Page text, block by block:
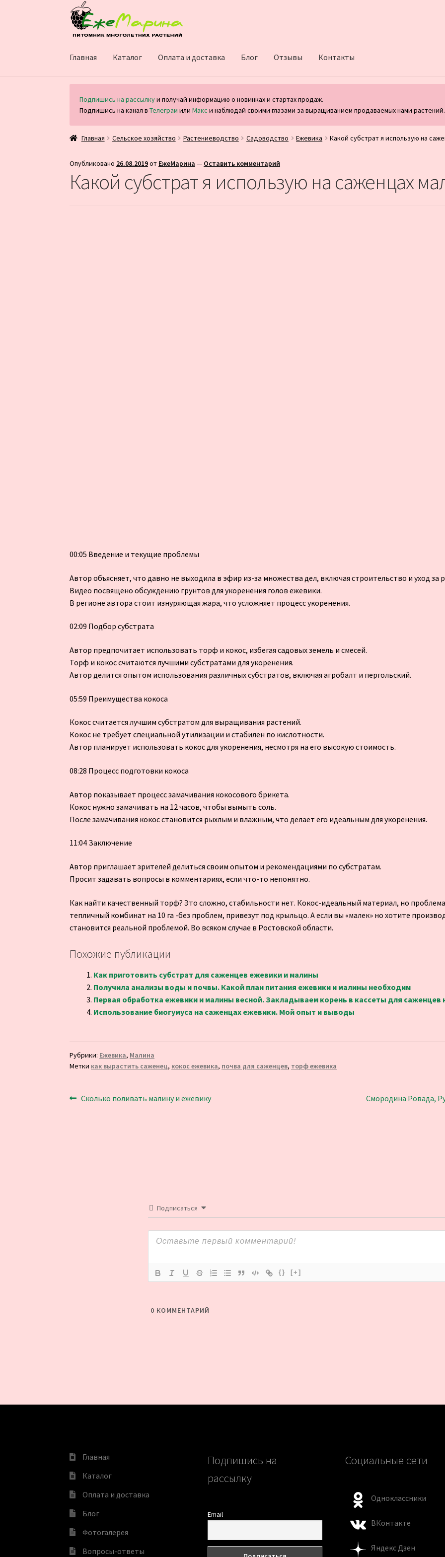
Перейти
к
навигации
Перейти
к
содержимому
Главная Каталог Оплата и доставка Блог Отзывы Контакты
Подпишись на рассылкуи получай информацию о новинках и стартах продаж.
Подпишись на канал вТелеграм илиМакс и наблюдай своими глазами за выращиванием продаваемых нами растений.
Главная Сельское хозяйство Растениеводство Садоводство Ежевика Какой субстрат я использую на
Опубликовано 26.08.2019от ЕжеМарина — Оставить комментарий
Какой субстрат я использую на саженцах
00:05 Введение и текущие проблемы
Автор объясняет, что давно не выходила в эфир из-за множества дел, включая строительство и уход за
Видео посвящено обсуждению грунтов для укоренения голов ежевики.
В регионе автора стоит изнуряющая жара, что усложняет процесс укоренения.
02:09 Подбор субстрата
Автор предпочитает использовать торф и кокос, избегая садовых земель и смесей.
Торф и кокос считаются лучшими субстратами для укоренения.
Автор делится опытом использования различных субстратов, включая агробалт и пергольский.
05:59 Преимущества кокоса
Кокос считается лучшим субстратом для выращивания растений.
Кокос не требует специальной утилизации и стабилен по кислотности.
Автор планирует использовать кокос для укоренения, несмотря на его высокую стоимость.
08:28 Процесс подготовки кокоса
Автор показывает процесс замачивания кокосового брикета.
Кокос нужно замачивать на 12 часов, чтобы вымыть соль.
После замачивания кокос становится рыхлым и влажным, что делает его идеальным для укоренения.
11:04 Заключение
Автор приглашает зрителей делиться своим опытом и рекомендациями по субстратам.
Просит задавать вопросы в комментариях, если что-то непонятно.
Как найти качественный торф? Это сложно, стабильности нет. Кокос-идеальный материал, но
тепличный комбинат на 10 га -без проблем, привезут под крыльцо. А если вы «малек» но хотите
становится реальной проблемой. Во всяком случае в Ростовской области.
Похожие публикации
Как приготовить субстрат для саженцев ежевики и малины
Получила анализы воды и почвы. Какой план питания ежевики и малины необходим
Первая обработка ежевики и малины весной. Закладываем корень в кассеты для саженцев
Использование биогумуса на саженцах ежевики. Мой опыт и выводы
Рубрики: Ежевика, Малина
Метки как вырастить саженец, кокос ежевика, почва для саженцев, торф ежевика
Навигация
Предыдущая
Сколько поливать малину и ежевику
Следующая
Смородина Ровада,
Подписаться
{} [+]
0 КОММЕНТАРИЙ
Главная
Каталог
Оплата и доставка
Блог
Фотогалерея
Вопросы-ответы
Подпишись на
рассылку
Email
Социальные сети
Одноклассники
ВКонтакте
Яндекс Дзен